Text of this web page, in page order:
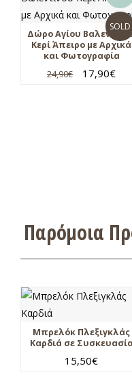
SOLD
Δώρο Αγίου
Κερί Άπειρο με Αρχικά
και Φωτογραφία
24,90€ 17,90€
Παρόμοια
Μπρελόκ Πλεξιγκλάς
Καρδιά σε Συσκευασία
15,50€